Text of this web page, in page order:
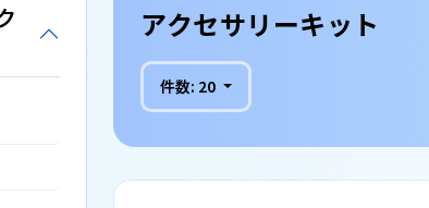
アクセサリーキット
件数: 20